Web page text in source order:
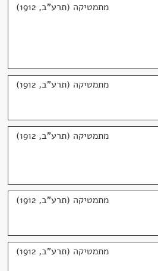
מתמטיקה (תרע"ב, 1912)
מתמטיקה (תרע"ב, 1912)
מתמטיקה (תרע"ב, 1912)
מתמטיקה (תרע"ב, 1912)
מתמטיקה (תרע"ב, 1912)